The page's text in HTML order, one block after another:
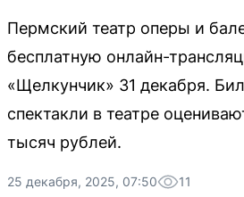
Пермский театр оперы и
бесплатную онлайн-
«Щелкунчик» 31 декабря.
спектакли в театре
тысяч рублей.
25 декабря, 2025, 07:50 11